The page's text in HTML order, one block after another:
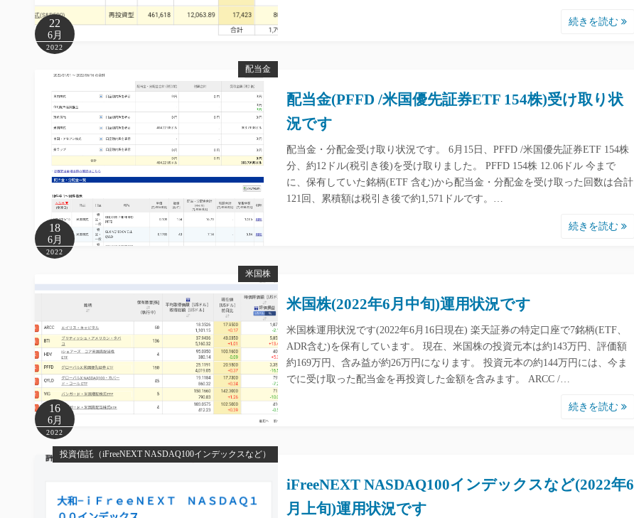
22
6月
2022
続きを読む
配当金
18
6月
2022
配当金(PFFD /米国優先証券ETF 154株)受け取り状
況です
配当金・分配金受け取り状況です。 6月15日、PFFD /米国優先証券ETF 154株
分、約12ドル(税引き後)を受け取りました。 PFFD 154株 12.06ドル 今まで
に、保有していた銘柄(ETF 含む)から配当金・分配金を受け取った回数は合計
121回、累積額は税引き後で約1,571ドルです。…
続きを読む
米国株
16
6月
2022
米国株(2022年6月中旬)運用状況です
米国株運用状況です(2022年6月16日現在) 楽天証券の特定口座で7銘柄(ETF、
ADR含む)を保有しています。 現在、米国株の投資元本は約143万円、評価額
約169万円、含み益が約26万円になります。 投資元本の約144万円には、今ま
でに受け取った配当金を再投資した金額を含みます。 ARCC /…
続きを読む
投資信託（iFreeNEXT NASDAQ100インデックスなど）
iFreeNEXT NASDAQ100インデックスなど(2022年6
月上旬)運用状況です